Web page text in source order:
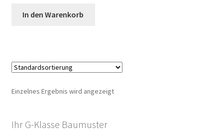
In den Warenkorb
Einzelnes Ergebnis wird angezeigt
Ihr G-Klasse Baumuster